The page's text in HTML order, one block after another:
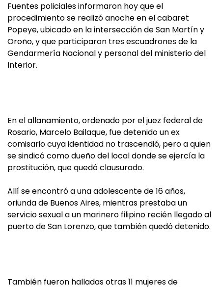
Fuentes policiales informaron hoy que el
procedimiento se realizó anoche en el cabaret
Popeye, ubicado en la intersección de San Martín y
Oroño, y que participaron tres escuadrones de la
Gendarmería Nacional y personal del ministerio del
Interior.
En el allanamiento, ordenado por el juez federal de
Rosario, Marcelo Bailaque, fue detenido un ex
comisario cuya identidad no trascendió, pero a quien
se sindicó como dueño del local donde se ejercía la
prostitución, que quedó clausurado.
Allí se encontró a una adolescente de 16 años,
oriunda de Buenos Aires, mientras prestaba un
servicio sexual a un marinero filipino recién llegado al
puerto de San Lorenzo, que también quedó detenido.
También fueron halladas otras 11 mujeres de